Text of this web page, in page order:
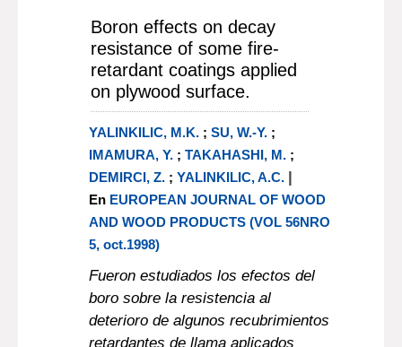
Boron effects on decay
resistance of some fire-
retardant coatings applied
on plywood surface.
YALINKILIC, M.K.; SU, W.-Y.;
IMAMURA, Y.; TAKAHASHI, M.;
DEMIRCI, Z.; YALINKILIC, A.C. |
En EUROPEAN JOURNAL OF WOOD
AND WOOD PRODUCTS (VOL 56NRO
5, oct.1998)
Fueron estudiados los efectos del
boro sobre la resistencia al
deterioro de algunos recubrimientos
retardantes de llama aplicados